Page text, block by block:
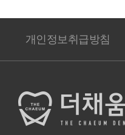
개인정보취급방침